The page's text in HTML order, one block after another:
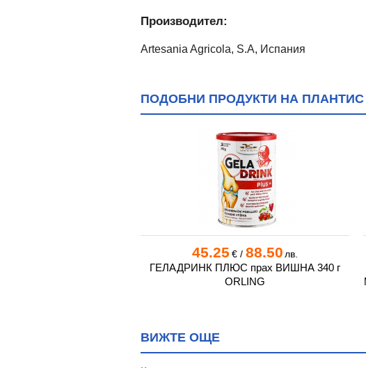
Производител:
Artesania Agricola, S.A, Испания
ПОДОБНИ ПРОДУКТИ НА ПЛАНТИС
45.25 €/ 88.50 лв.
ГЕЛАДРИНК ПЛЮС прах ВИШНА 340 г
ORLING
ВИЖТЕ ОЩЕ